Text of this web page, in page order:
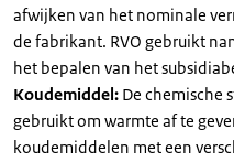
afwijken van het nominale
de fabrikant. RVO gebruikt
het bepalen van het
Koudemiddel: De chemische
gebruikt om warmte af te
koudemiddelen met een